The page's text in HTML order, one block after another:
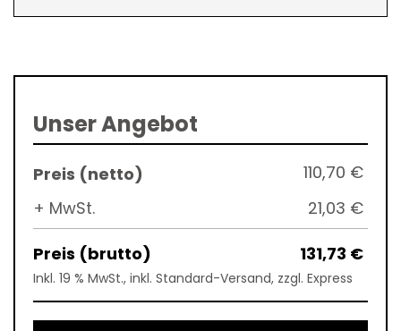
Unser Angebot
110,70 €
+ MwSt.
21,03 €
131,73 €
Inkl. 19 % MwSt., inkl. Standard-Versand, zzgl. Express